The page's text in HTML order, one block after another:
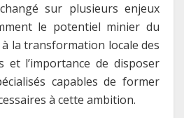
sur plusieurs enjeux
le potentiel minier du
la transformation locale des
et l’importance de disposer
capables de former
à cette ambition.